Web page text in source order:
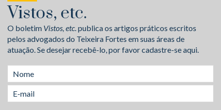
Vistos, etc.
O boletim Vistos, etc.publica os artigos práticos escritos
pelos advogados do Teixeira Fortes em suas áreas de
atuação. Se desejar recebê-lo, por favor cadastre-se aqui.